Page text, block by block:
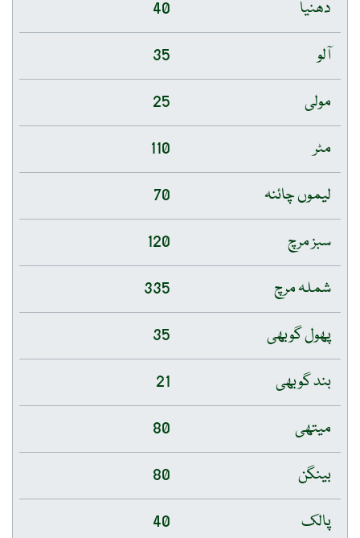
دھنیا
40
آلو
35
مولی
25
مٹر
110
لیموں چائنہ
70
سبز مرچ
120
شملہ مرچ
335
پھول گوبھی
35
بند گوبھی
21
میتھی
80
بینگن
80
پالک
40